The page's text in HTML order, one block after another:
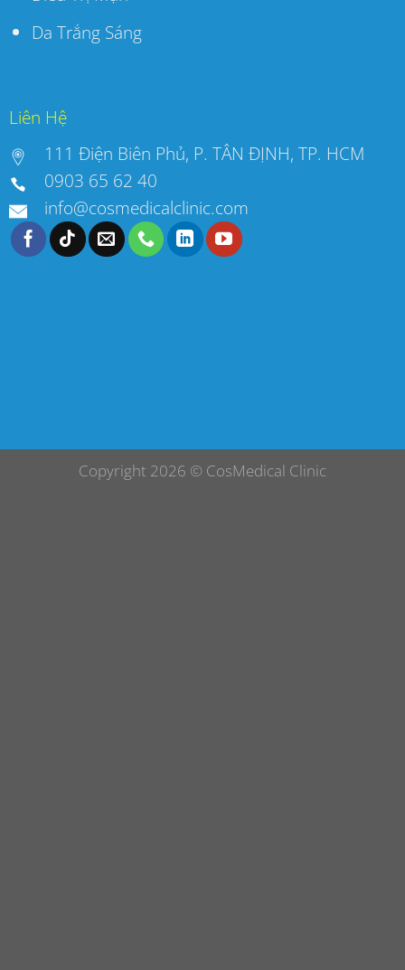
Da Trắng Sáng
Liên Hệ
111 Điện Biên Phủ, P. TÂN ĐỊNH, TP. HCM
0903 65 62 40
info@cosmedicalclinic.com
Copyright 2026 © CosMedical Clinic